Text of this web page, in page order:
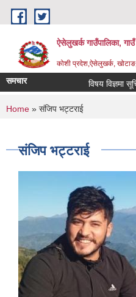
Skip to main content
ऐसेलुखर्क गाउँपालिका, गाउँ
कोशी प्रदेश,ऐसेलुखर्क,
समचार विषय विज्ञमा
You are here
Home » संजिप भट्टराई
संजिप भट्टराई